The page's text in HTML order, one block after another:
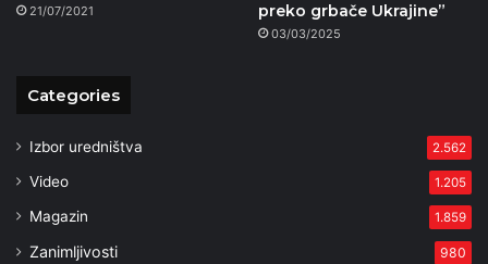
21/07/2021
preko grbače Ukrajine”
03/03/2025
Categories
Izbor uredništva 2.562
Video 1.205
Magazin 1.859
Zanimljivosti 980